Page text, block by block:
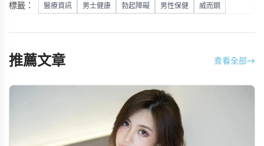
標籤： 醫療資訊 男士健康 勃起障礙 男性保健 威而鋼
推薦文章 查看全部→